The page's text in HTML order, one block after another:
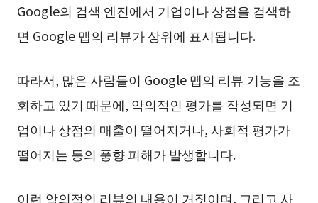
Google의 검색 엔진에서 기업이나 상점을 검색하
면 Google 맵의 리뷰가 상위에 표시됩니다.
따라서, 많은 사람들이 Google 맵의 리뷰 기능을 조
회하고 있기 때문에, 악의적인 평가를 작성되면 기
업이나 상점의 매출이 떨어지거나, 사회적 평가가
떨어지는 등의 풍향 피해가 발생합니다.
이런 악의적인 리뷰의 내용이 거짓이며, 그리고 사